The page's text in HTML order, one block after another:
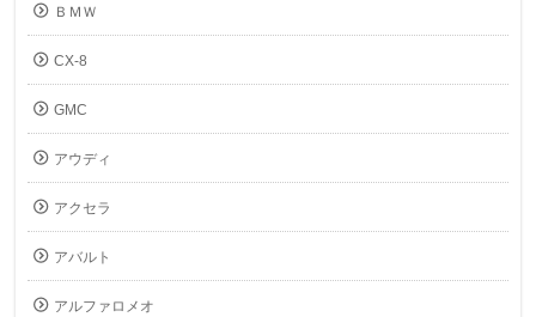
ＢＭＷ
CX-8
GMC
アウディ
アクセラ
アバルト
アルファロメオ